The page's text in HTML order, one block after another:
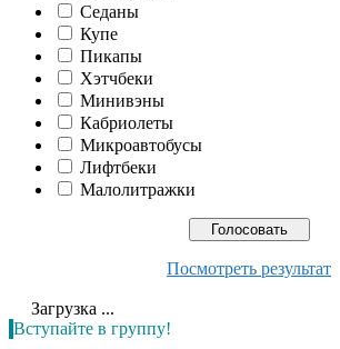
Седаны
Купе
Пикапы
Хэтчбеки
Минивэны
Кабриолеты
Микроавтобусы
Лифтбеки
Малолитражки
Посмотреть результат
Загрузка ...
Вступайте в группу!